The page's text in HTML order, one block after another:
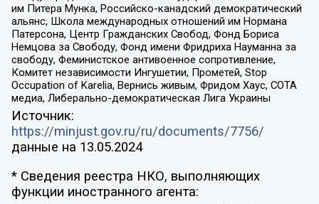
им Питера Мунка, Российско-канадский демократический
альянс, Школа международных отношений им Нормана
Патерсона, Центр Гражданских Свобод, Фонд Бориса
Немцова за Свободу, Фонд имени Фридриха Науманна за
свободу, Феминистское антивоенное сопротивление,
Комитет независимости Ингушетии, Прометей, Stop
Occupation of Karelia, Вернись живым, Фридом Хаус, СОТА
медиа, Либерально-демократическая Лига Украины
Источник:
https://minjust.gov.ru/ru/documents/7756/
данные на 13.05.2024
* Сведения реестра НКО, выполняющих
функции иностранного агента: